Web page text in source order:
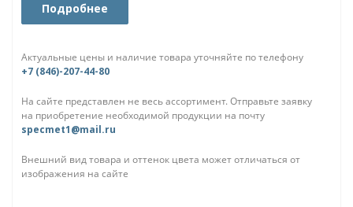
Подробнее
Актуальные цены и наличие товара уточняйте по телефону
+7 (846)-207-44-80
На сайте представлен не весь ассортимент. Отправьте заявку
на приобретение необходимой продукции на почту
specmet1@mail.ru
Внешний вид товара и оттенок цвета может отличаться от
изображения на сайте